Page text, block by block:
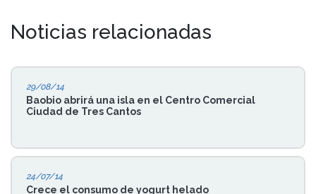
Noticias relacionadas
29/08/14
Baobio abrirá una isla en el Centro Comercial
Ciudad de Tres Cantos
24/07/14
Crece el consumo de yogurt helado